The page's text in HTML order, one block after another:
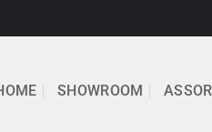
SHOWROOM